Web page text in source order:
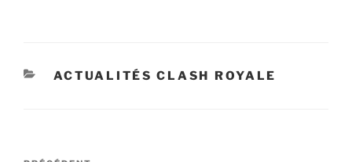
CATÉGORIES
ACTUALITÉS CLASH ROYALE
Navigation